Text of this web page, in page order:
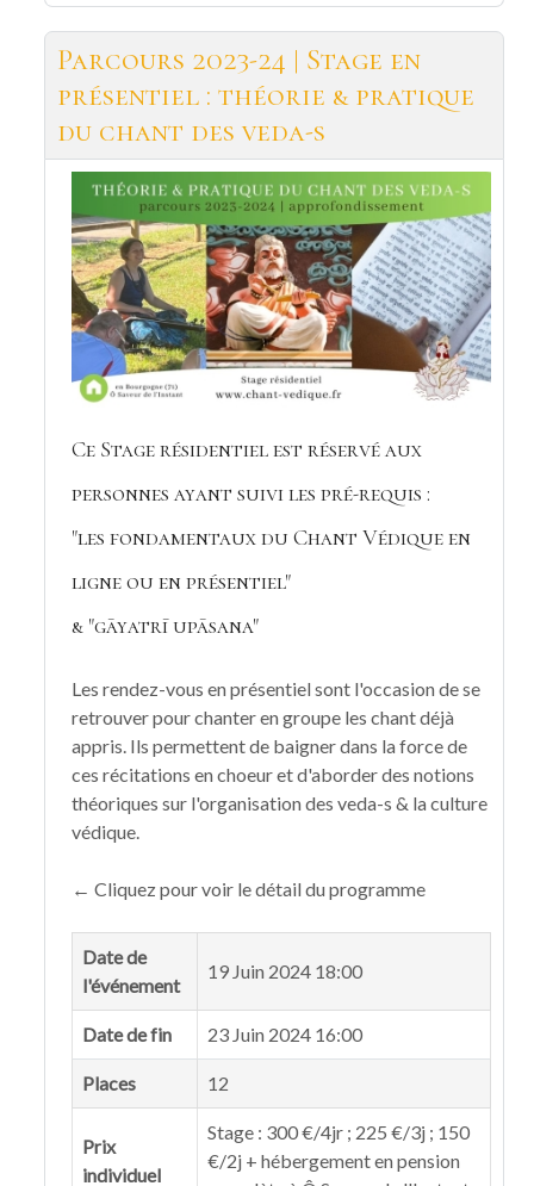
Parcours 2023-24 | Stage en
présentiel : théorie & pratique
du chant des veda-s
Ce Stage résidentiel est réservé aux
personnes ayant suivi les pré-requis :
"les fondamentaux du Chant Védique en
ligne ou en présentiel"
& "gāyatrī upāsana"
Les rendez-vous en présentiel sont l'occasion de se
retrouver pour chanter en groupe les chant déjà
appris. Ils permettent de baigner dans la force de
ces récitations en choeur et d'aborder des notions
théoriques sur l'organisation des veda-s & la culture
védique.
← Cliquez pour voir le détail du programme
Date de
l'événement
19 Juin 2024 18:00
Date de fin 23 Juin 2024 16:00
Places 12
Prix
individuel
Stage : 300 €/4jr ; 225 €/3j ; 150
€/2j + hébergement en pension